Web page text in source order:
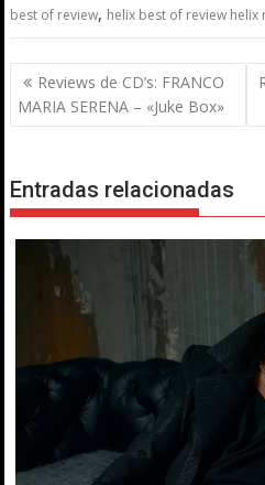
best of review, helix best of review helix
Navegación
de
entradas
Reviews de CD’s: FRANCO
MARIA SERENA – «Juke Box»
Entradas relacionadas